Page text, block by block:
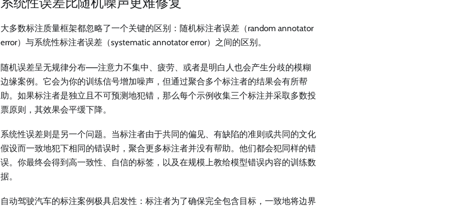
大多数标注质量框架都忽略了一个关键的区别：随机标注者误差（random annotator
error）与系统性标注者误差（systematic annotator error）之间的区别。
随机误差呈无规律分布——注意力不集中、疲劳、或者是明白人也会产生分歧的模糊
边缘案例。它会为你的训练信号增加噪声，但通过聚合多个标注者的结果会有所帮
助。如果标注者是独立且不可预测地犯错，那么每个示例收集三个标注并采取多数投
票原则，其效果会平缓下降。
系统性误差则是另一个问题。当标注者由于共同的偏见、有缺陷的准则或共同的文化
假设而一致地犯下相同的错误时，聚合更多标注者并没有帮助。他们都会犯同样的错
误。你最终会得到高一致性、自信的标签，以及在规模上教给模型错误内容的训练数
据。
自动驾驶汽车的标注案例极具启发性：标注者为了确保完全包含目标，一致地将边界